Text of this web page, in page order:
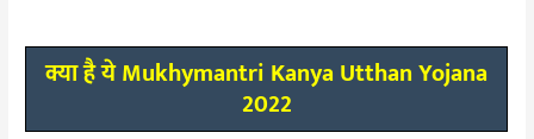
क्या है ये Mukhymantri Kanya Utthan Yojana
2022